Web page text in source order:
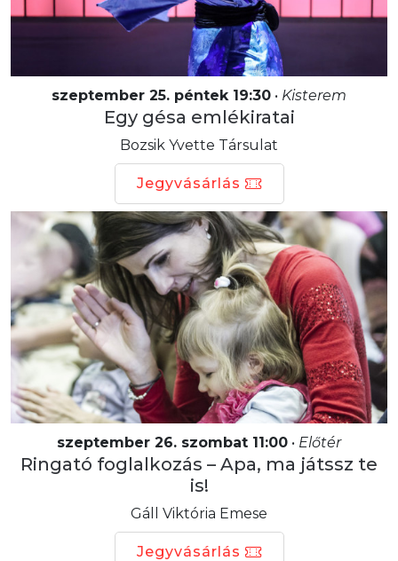
szeptember 25. péntek 19:30 • Kisterem
Egy gésa emlékiratai
Bozsik Yvette Társulat
Jegyvásárlás
szeptember 26. szombat 11:00 • Előtér
Ringató foglalkozás – Apa, ma játssz te
is!
Gáll Viktória Emese
Jegyvásárlás